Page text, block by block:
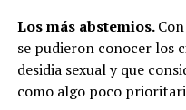
Los más abstemios.
se pudieron conocer los
desidia sexual y que
como algo poco